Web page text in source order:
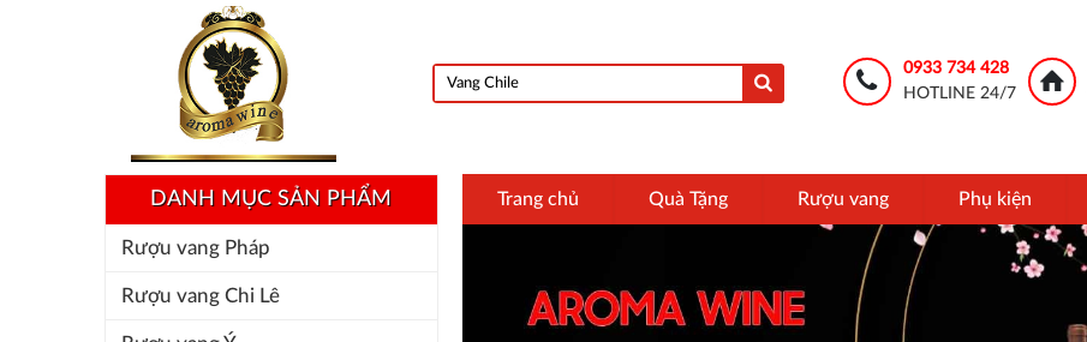
0933 734 428
HOTLINE 24/7
DANH MỤC SẢN PHẨM
Rượu vang Pháp
Rượu vang Chi Lê
Trang chủ Quà Tặng Rượu vang Phụ kiện